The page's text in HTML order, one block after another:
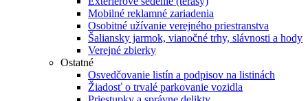
Mobilné reklamné zariadenia
Osobitné užívanie verejného priestranstva
Šaliansky jarmok, vianočné trhy, slávnosti a hody
Verejné zbierky
Ostatné
Osvedčovanie listín a podpisov na listinách
Žiadosť o trvalé parkovanie vozidla